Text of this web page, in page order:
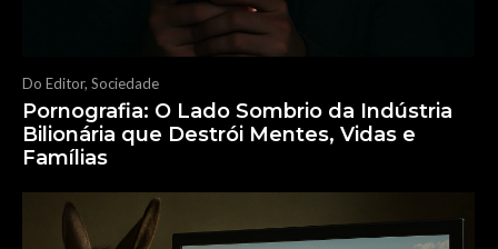
Do Editor, Sociedade
Pornografia: O Lado Sombrio da Indústria
Bilionária que Destrói Mentes, Vidas e
Famílias